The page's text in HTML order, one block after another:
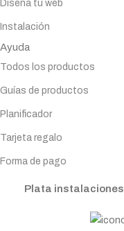
Diseña tu web
Instalación
Ayuda
Todos los productos
Guías de productos
Planificador
Tarjeta regalo
Forma de pago
Plata instalaciones